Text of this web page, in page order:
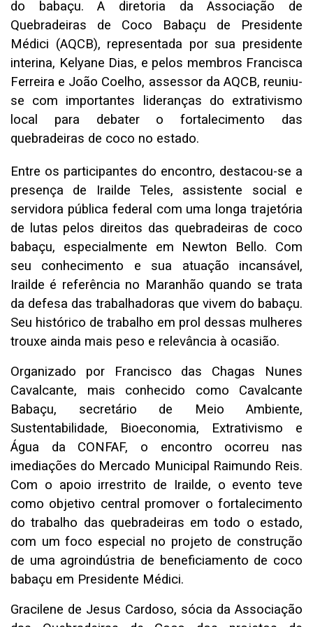
do babaçu. A diretoria da Associação de
Quebradeiras de Coco Babaçu de Presidente
Médici (AQCB), representada por sua presidente
interina, Kelyane Dias, e pelos membros Francisca
Ferreira e João Coelho, assessor da AQCB, reuniu-
se com importantes lideranças do extrativismo
local para debater o fortalecimento das
quebradeiras de coco no estado.
Entre os participantes do encontro, destacou-se a
presença de Irailde Teles, assistente social e
servidora pública federal com uma longa trajetória
de lutas pelos direitos das quebradeiras de coco
babaçu, especialmente em Newton Bello. Com
seu conhecimento e sua atuação incansável,
Irailde é referência no Maranhão quando se trata
da defesa das trabalhadoras que vivem do babaçu.
Seu histórico de trabalho em prol dessas mulheres
trouxe ainda mais peso e relevância à ocasião.
Organizado por Francisco das Chagas Nunes
Cavalcante, mais conhecido como Cavalcante
Babaçu, secretário de Meio Ambiente,
Sustentabilidade, Bioeconomia, Extrativismo e
Água da CONFAF, o encontro ocorreu nas
imediações do Mercado Municipal Raimundo Reis.
Com o apoio irrestrito de Irailde, o evento teve
como objetivo central promover o fortalecimento
do trabalho das quebradeiras em todo o estado,
com um foco especial no projeto de construção
de uma agroindústria de beneficiamento de coco
babaçu em Presidente Médici.
Gracilene de Jesus Cardoso, sócia da Associação